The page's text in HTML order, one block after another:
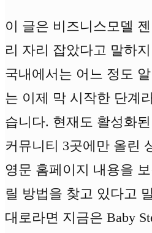
이 글은 비즈니스모델
리 자리 잡았다고 말하
국내에서는 어느 정도
는 이제 막 시작한 단계
습니다. 현재도 활성화
커뮤니티 3곳에만 올린
영문 홈페이지 내용을
릴 방법을 찾고 있다고
대로라면 지금은 Baby